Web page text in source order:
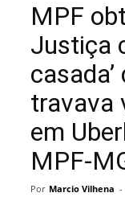
MPF
Justiça
travava
em
MPF-
Por Marcio Vilhena -